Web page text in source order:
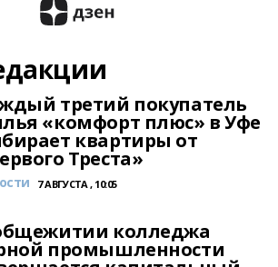
третий покупатель
«комфорт плюс» в Уфе
квартиры от
Треста»
7 АВГУСТА , 10:05
колледжа
промышленности